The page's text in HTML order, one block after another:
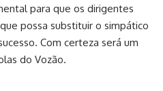
para que os dirigentes
possa substituir o simpático
Com certeza será um
do Vozão.